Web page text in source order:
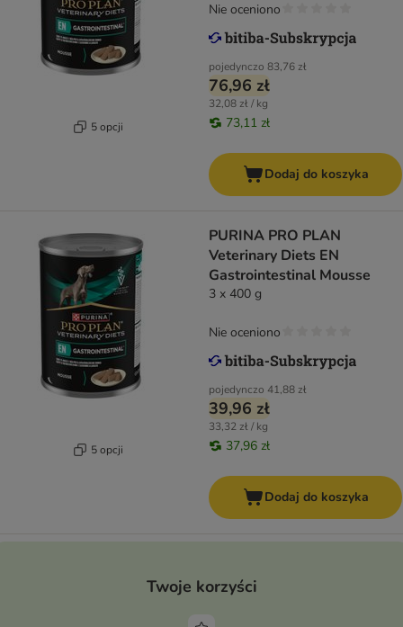
5 opcji
pojedynczo 83,76 zł
76,96 zł
32,08 zł / kg
73,11 zł
Nie oceniono
Dodaj do koszyka
5 opcji
PURINA PRO PLAN
Veterinary Diets EN
Gastrointestinal Mousse
3 x 400 g
pojedynczo 41,88 zł
39,96 zł
33,32 zł / kg
37,96 zł
Nie oceniono
Dodaj do koszyka
Twoje korzyści